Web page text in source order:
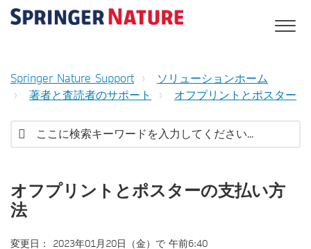
Springer Nature Support
ソリューションホーム
著者と査読者のサポート
オフプリントとポスター
オフプリントとポスターの支払い方
法
変更日： 2023年01月20日（金）で 午前6:40